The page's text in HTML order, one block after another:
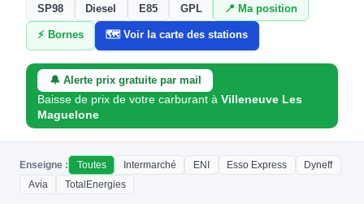
SP98 Diesel E85 GPL 📍 Ma position
⚡ Bornes 🗺️ Voir la carte des stations
🔔 Alerte prix gratuite par mail
Baisse de prix de votre carburant àVilleneuve Les
Maguelone
Enseigne : Toutes Intermarché ENI Esso Express
Dyneff
Avia
TotalEnergies